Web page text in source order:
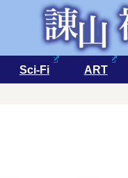
Sci-Fi ART